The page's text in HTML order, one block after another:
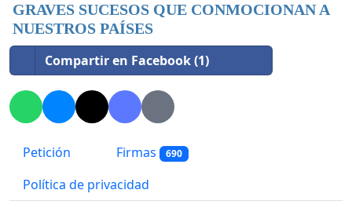
GRAVES SUCESOS QUE CONMOCIONAN A
NUESTROS PAÍSES
Compartir en Facebook (1)
Petición Firmas 690
Política de privacidad